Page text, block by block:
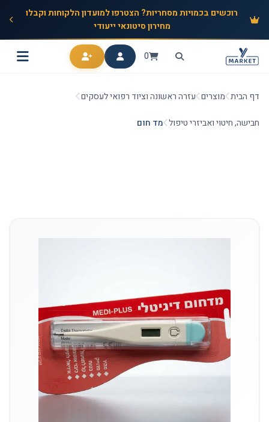
רוכשים בכמויות מסחריות? הצטרפו למועדון הלקוחות וקבלו
מחירון סיטונאי ייעודי
0
דף הבית מוצרים עזרה ראשונה וציוד רפואי לעסקים
חבישה, חיטוי ואביזרי טיפול מד חום